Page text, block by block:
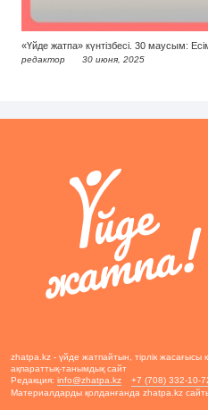
«Үйде жатпа» күнтізбесі. 30 маусым:
редактор 30 июня, 2025
zhatpa.kz - үйде жатпайтын, тірлік жасағысы
ақпараттық-танымдық сайт
Редакция: info@zhatpa.kz
+7 (708) 332-10-
Материалдарды қолданғанда zhatpa.kz